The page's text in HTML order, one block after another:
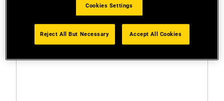
Cookies Settings
Reject All But Necessary Accept All Cookies